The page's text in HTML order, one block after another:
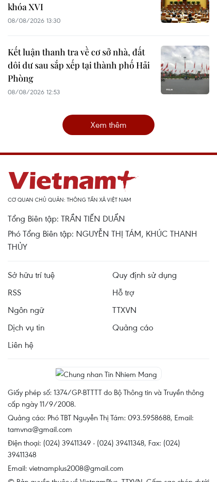
khóa XVI
08/08/2026 13:30
Kết luận thanh tra về cơ sở nhà, đất
dôi dư sau sắp xếp tại thành phố Hải
Phòng
08/08/2026 12:53
Xem thêm
CƠ QUAN CHỦ QUẢN: THÔNG TẤN XÃ VIỆT NAM
Tổng Biên tập: TRẦN TIẾN DUẨN
Phó Tổng Biên tập: NGUYỄN THỊ TÁM, KHÚC THANH
THỦY
Sở hữu trí tuệ
Quy định sử dụng
RSS
Hỗ trợ
Ngôn ngữ
TTXVN
Dịch vụ tin
Quảng cáo
Liên hệ
Giấy phép số: 1374/GP-BTTTT do Bộ Thông tin và Truyền thông
cấp ngày 11/9/2008.
Quảng cáo: Phó TBT Nguyễn Thị Tám: 093.5958688, Email:
tamvna@gmail.com
Điện thoại: (024) 39411349 - (024) 39411348, Fax: (024)
39411348
Email: vietnamplus2008@gmail.com